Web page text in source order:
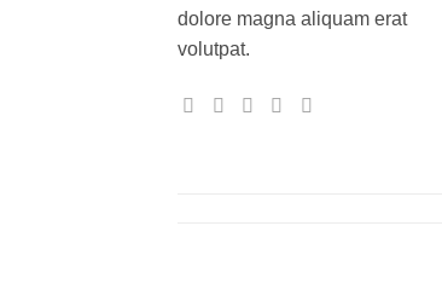
dolore magna aliquam erat
volutpat.